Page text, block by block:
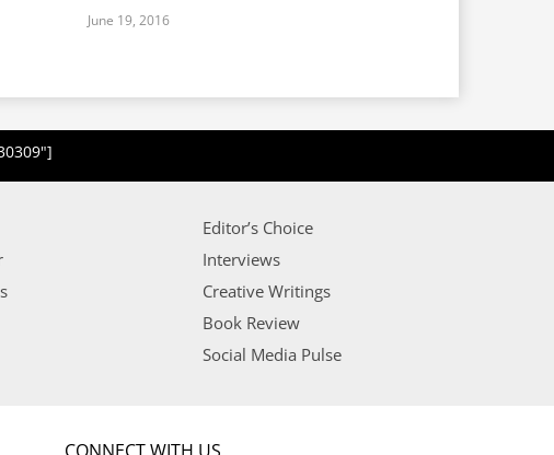
June 19, 2016
Editor’s Choice
Interviews
Creative Writings
Book Review
Social Media Pulse